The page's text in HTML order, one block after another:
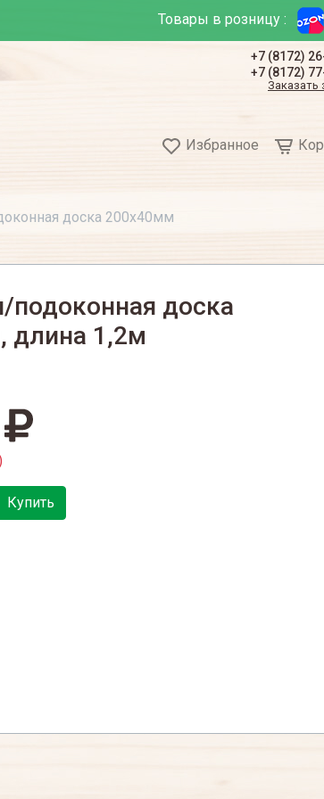
Товары в розницу :
+7 (8172)
+7 (8172)
Заказать
Избранное
доска 200х40мм
подоконная доска
длина 1,2м
Купить